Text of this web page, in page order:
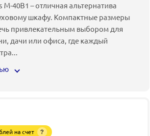
40B1 – отличная альтернатива
шкафу. Компактные размеры
привлекательным выбором для
дачи или офиса, где каждый
...
на счет ?